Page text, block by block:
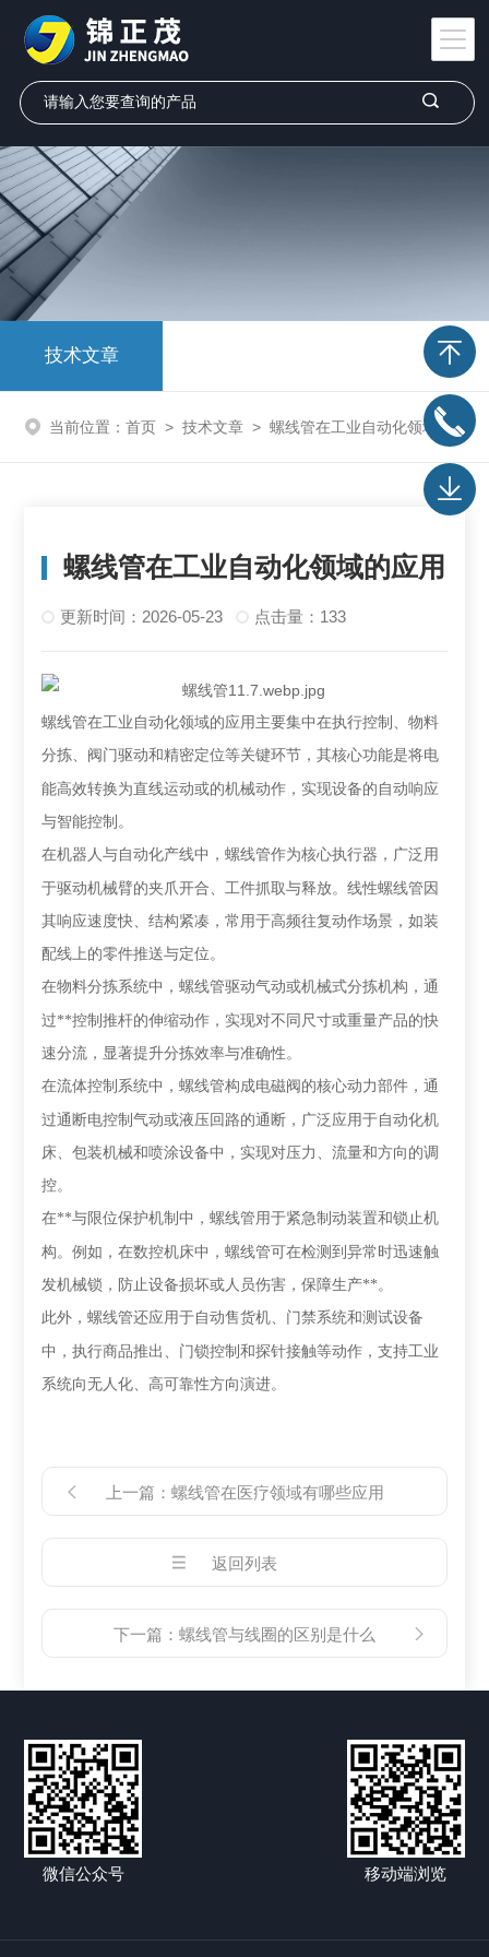
技术文章
当前位置： 首页 > 技术文章 > 螺线管在工业自动化领域的应用
螺线管在工业自动化领域的应用
更新时间：2026-05-23 点击量：133
螺线管在工业自动化领域的应用主要集中在执行控制、物料
分拣、阀门驱动和精密定位等关键环节 ，其核心功能是将电
能高效转换为直线运动或的机械动作，实现设备的自动响应
与智能控制。
在机器人与自动化产线中，螺线管作为核心执行器，广泛用
于驱动机械臂的夹爪开合、工件抓取与释放。线性螺线管因
其响应速度快、结构紧凑，常用于高频往复动作场景，如装
配线上的零件推送与定位。
在物料分拣系统中，螺线管驱动气动或机械式分拣机构，通
过**控制推杆的伸缩动作，实现对不同尺寸或重量产品的快
速分流，显著提升分拣效率与准确性。
在流体控制系统中，螺线管构成电磁阀的核心动力部件，通
过通断电控制气动或液压回路的通断，广泛应用于自动化机
床、包装机械和喷涂设备中，实现对压力、流量和方向的调
控。
在**与限位保护机制中，螺线管用于紧急制动装置和锁止机
构。例如，在数控机床中，螺线管可在检测到异常时迅速触
发机械锁，防止设备损坏或人员伤害，保障生产**。
此外，螺线管还应用于自动售货机、门禁系统和测试设备
中，执行商品推出、门锁控制和探针接触等动作，支持工业
系统向无人化、高可靠性方向演进。
上一篇： 螺线管在医疗领域有哪些应用
返回列表
下一篇： 螺线管与线圈的区别是什么
微信公众号 移动端浏览